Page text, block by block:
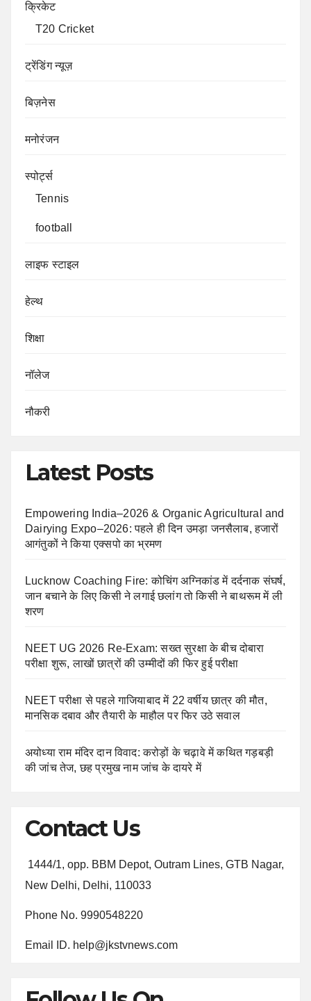
क्रिकेट
T20 Cricket
ट्रेंडिंग न्यूज़
बिज़नेस
मनोरंजन
स्पोर्ट्स
Tennis
football
लाइफ स्टाइल
हेल्थ
शिक्षा
नॉलेज
नौकरी
Latest Posts
Empowering India–2026 & Organic Agricultural and
Dairying Expo–2026: पहले ही दिन उमड़ा जनसैलाब, हजारों
आगंतुकों ने किया एक्सपो का भ्रमण
Lucknow Coaching Fire: कोचिंग अग्निकांड में दर्दनाक संघर्ष,
जान बचाने के लिए किसी ने लगाई छलांग तो किसी ने बाथरूम में ली
शरण
NEET UG 2026 Re-Exam: सख्त सुरक्षा के बीच दोबारा
परीक्षा शुरू, लाखों छात्रों की उम्मीदों की फिर हुई परीक्षा
NEET परीक्षा से पहले गाजियाबाद में 22 वर्षीय छात्र की मौत,
मानसिक दबाव और तैयारी के माहौल पर फिर उठे सवाल
अयोध्या राम मंदिर दान विवाद: करोड़ों के चढ़ावे में कथित गड़बड़ी
की जांच तेज, छह प्रमुख नाम जांच के दायरे में
Contact Us
1444/1, opp. BBM Depot, Outram Lines, GTB Nagar,
New Delhi, Delhi, 110033
Phone No. 9990548220
Email ID. help@jkstvnews.com